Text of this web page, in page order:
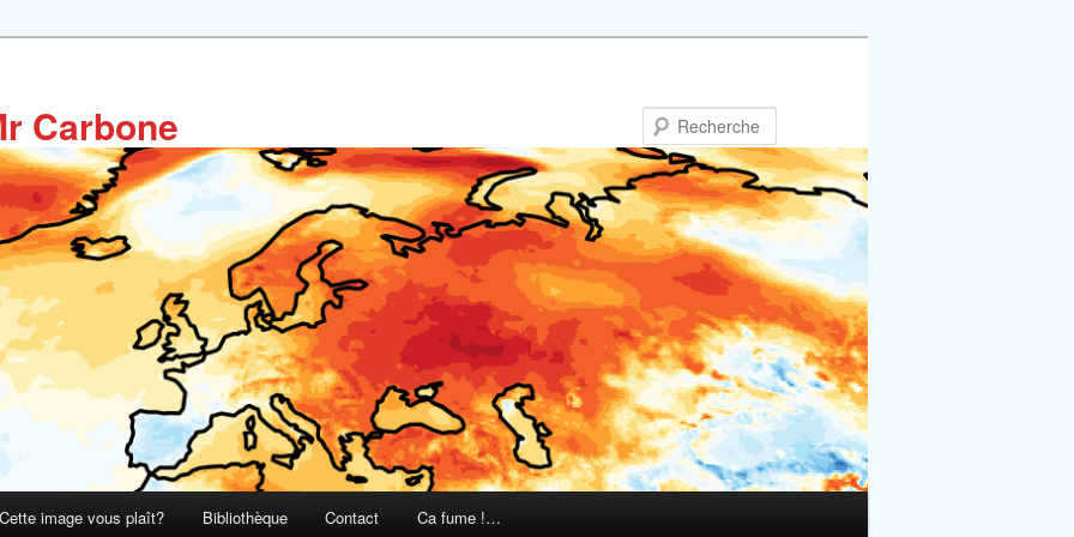
Carbone
Cette image vous plaît? Bibliothèque Contact Ca fume !…